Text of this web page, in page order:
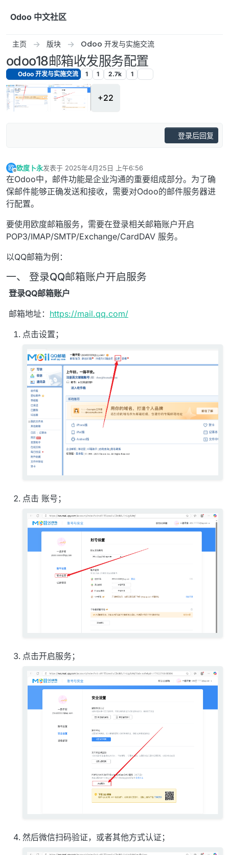
Odoo 中文社区
主页 版块 Odoo 开发与实施交流
odoo18邮箱收发服务配置
Odoo 开发与实施交流 1 1 2.7k 1
+22
登录后回复
欧
离线
欧度卜永发表于 2025年4月25日 上午6:56
最后由 编辑
在Odoo中，邮件功能是企业沟通的重要组成部分。为了确
保邮件能够正确发送和接收，需要对Odoo的邮件服务器进
行配置。
要使用欧度邮箱服务，需要在登录相关邮箱账户开启
POP3/IMAP/SMTP/Exchange/CardDAV 服务。
以QQ邮箱为例：
一、 登录QQ邮箱账户开启服务
登录QQ邮箱账户
​ 邮箱地址： https://mail.qq.com/
点击设置；
点击 账号；
点击开启服务；
然后微信扫码验证，或者其他方式认证；